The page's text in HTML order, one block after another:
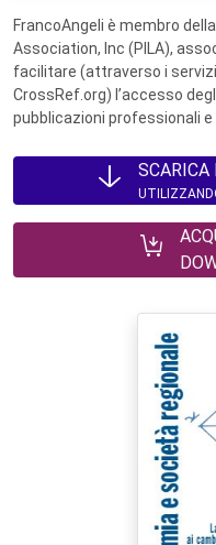
FrancoAngeli è membro
Association, Inc (PILA),
facilitare (attraverso i
CrossRef.org) l’accesso
pubblicazioni professionali e
SCARICA